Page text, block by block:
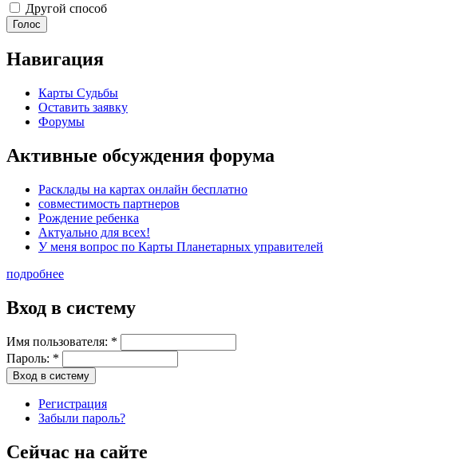
Другой способ
Навигация
Карты Судьбы
Оставить заявку
Форумы
Активные обсуждения форума
Расклады на картах онлайн бесплатно
совместимость партнеров
Рождение ребенка
Актуально для всех!
У меня вопрос по Карты Планетарных управителей
подробнее
Вход в систему
Имя пользователя: *
Пароль: *
Регистрация
Забыли пароль?
Сейчас на сайте